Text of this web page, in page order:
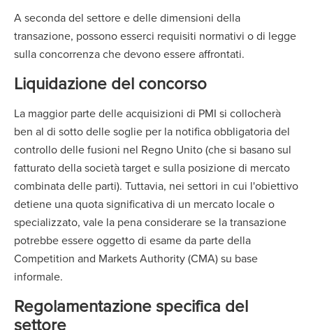
A seconda del settore e delle dimensioni della
transazione, possono esserci requisiti normativi o di legge
sulla concorrenza che devono essere affrontati.
Liquidazione del concorso
La maggior parte delle acquisizioni di PMI si collocherà
ben al di sotto delle soglie per la notifica obbligatoria del
controllo delle fusioni nel Regno Unito (che si basano sul
fatturato della società target e sulla posizione di mercato
combinata delle parti). Tuttavia, nei settori in cui l'obiettivo
detiene una quota significativa di un mercato locale o
specializzato, vale la pena considerare se la transazione
potrebbe essere oggetto di esame da parte della
Competition and Markets Authority (CMA) su base
informale.
Regolamentazione specifica del
settore